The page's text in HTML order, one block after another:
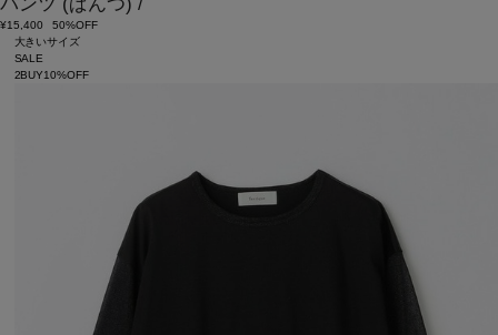
¥15,400
50%OFF
大きいサイズ
SALE
2BUY10%OFF